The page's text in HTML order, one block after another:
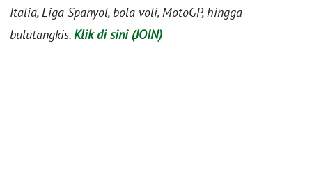
Italia, Liga Spanyol, bola voli, MotoGP, hingga
bulutangkis.Klik di sini (JOIN)